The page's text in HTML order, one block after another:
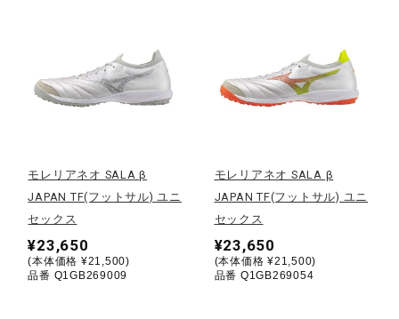
インナー
アウトドア／レイン
サポーター
モレリアネオ SALA β
JAPAN TF(フットサル) ユニ
セックス
¥23,650
(本体価格 ¥21,500)
品番 Q1GB269009
モレリアネオ SALA β
JAPAN TF(フットサル) ユニ
セックス
¥23,650
(本体価格 ¥21,500)
品番 Q1GB269054